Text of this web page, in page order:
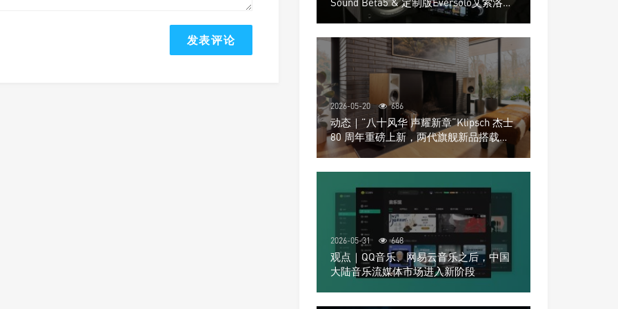
Play音响组合
2026-05-20 686
动态｜”八十风华 声耀新章“Klipsch 杰士
80 周年重磅上新，两代旗舰新品搭载硬
核配置音质再升级
2026-05-31 648
观点｜QQ音乐、网易云音乐之后，中国
大陆音乐流媒体市场进入新阶段